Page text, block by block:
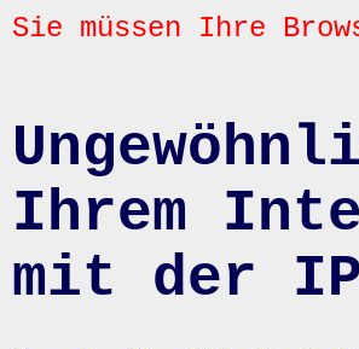
Sie müssen Ihre
Ihrem
mit der